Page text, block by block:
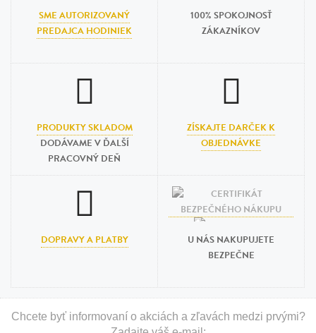
SME AUTORIZOVANÝ
PREDAJCA HODINIEK
100% SPOKOJNOSŤ
ZÁKAZNÍKOV
PRODUKTY SKLADOM
DODÁVAME V ĎALŠÍ
PRACOVNÝ DEŇ
ZÍSKAJTE DARČEK K
OBJEDNÁVKE
DOPRAVY A PLATBY
U NÁS NAKUPUJETE
BEZPEČNE
Chcete byť informovaní o akciách a zľavách medzi prvými?